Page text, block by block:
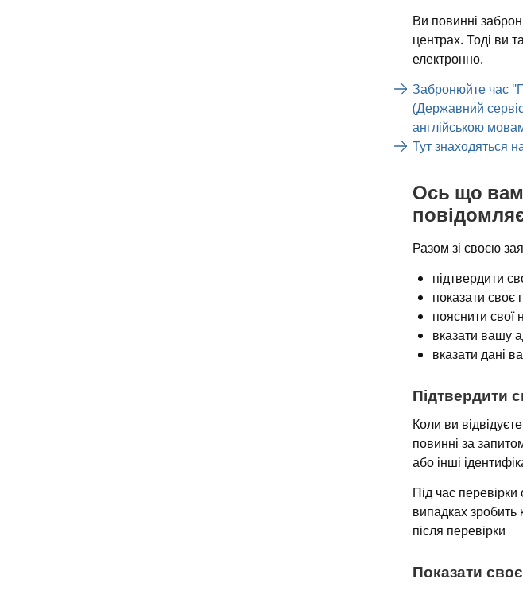
Ви повинні
центрах. Тоді ви
електронно.
Забронюйте час
(Державний
англійською
Тут знаходяться
Ось що вам
Разом зі своєю
підтвердити
показати своє
пояснити
вказати вашу
вказати дані
Підтвердити
Коли ви
повинні за
або інші
Під час перевірки
випадках зробить
після перевірки
Показати